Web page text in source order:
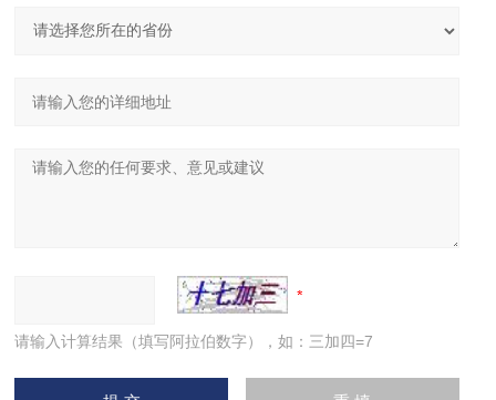
请输入计算结果（填写阿拉伯数字），如：三加四=7